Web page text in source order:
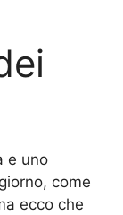
e uno
come
ecco che